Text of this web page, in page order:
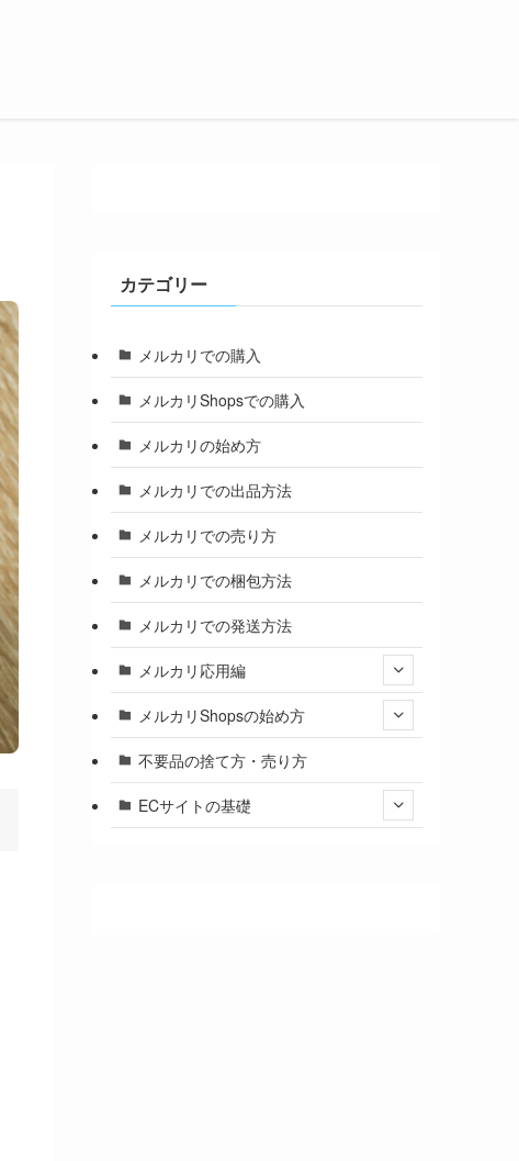
カテゴリー
メルカリでの購入
メルカリShopsでの購入
メルカリの始め方
メルカリでの出品方法
メルカリでの売り方
メルカリでの梱包方法
メルカリでの発送方法
メルカリ応用編
メルカリShopsの始め方
不要品の捨て方・売り方
ECサイトの基礎